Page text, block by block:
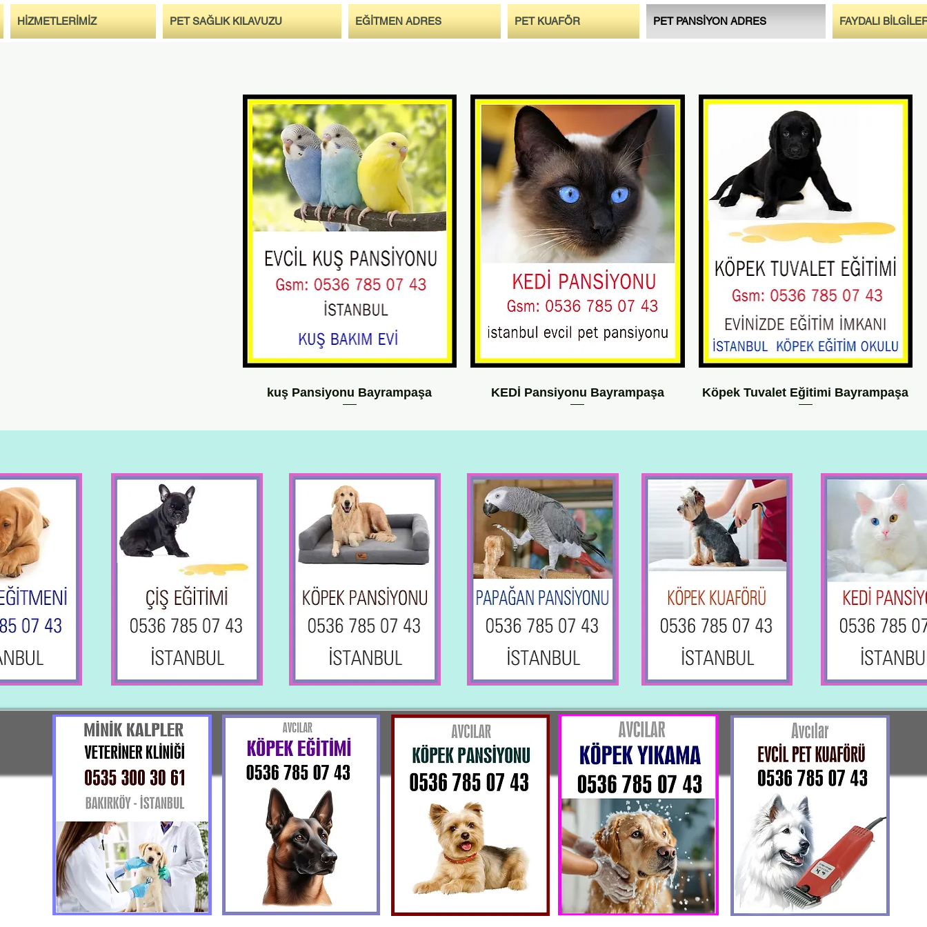
HİZMETLERİMİZ PET SAĞLIK KILAVUZU EĞİTMEN ADRES PET KUAFÖR PET PANSİYON ADRES FAYDALI
Köpek Tuvalet Eğitimi Bayrampaşa
KEDİ Pansiyonu Bayrampaşa
kuş Pansiyonu Bayrampaşa